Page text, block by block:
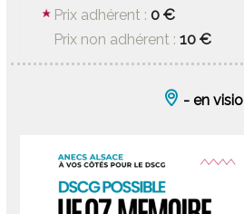
Prix adhérent :0 €
Prix non adhérent :10 €
- en visio